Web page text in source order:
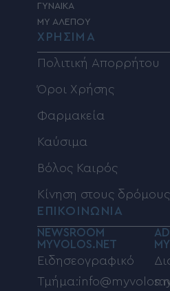
ΓΥΝΑΙΚΑ
MY ΑΛΕΠΟΥ
ΧΡΗΣΙΜΑ
Πολιτική Απορρήτου
Όροι Χρήσης
Φαρμακεία
Καύσιμα
Βόλος Καιρός
Κίνηση στους
ΕΠΙΚΟΙΝΩΝΙΑ
NEWSROOM
MYVOLOS.NET
Ειδησεογραφικό